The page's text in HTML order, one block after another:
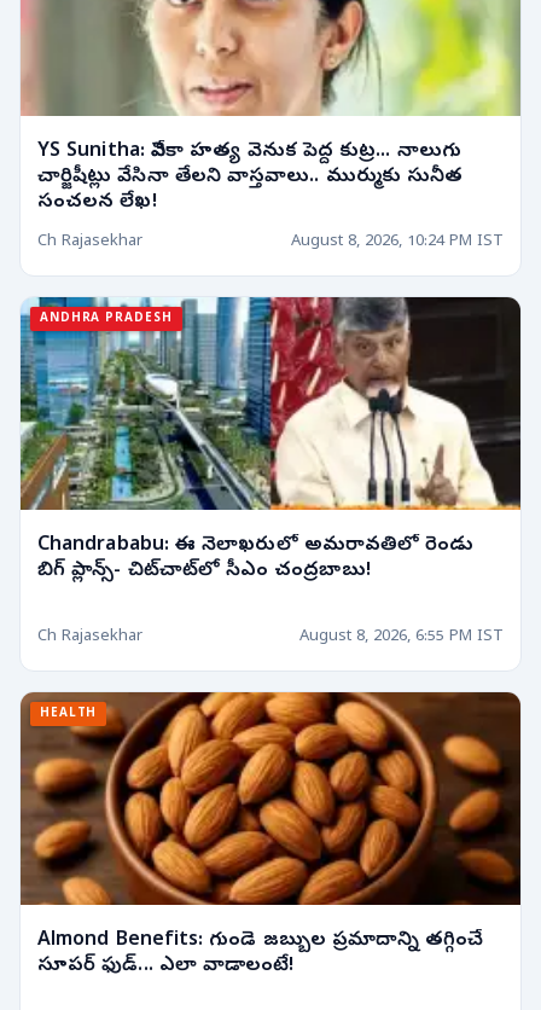
YS Sunitha: వివేకా హత్య వెనుక పెద్ద కుట్ర... నాలుగు
చార్జిషీట్లు వేసినా తేలని వాస్తవాలు.. ముర్ముకు సునీత
సంచలన లేఖ!
Ch Rajasekhar August 8, 2026, 10:24 PM IST
ANDHRA PRADESH
Chandrababu: ఈ నెలాఖరులో అమరావతిలో రెండు
బిగ్ ప్లాన్స్- చిట్‌చాట్‌లో సీఎం చంద్రబాబు!
Ch Rajasekhar August 8, 2026, 6:55 PM IST
HEALTH
Almond Benefits: గుండె జబ్బుల ప్రమాదాన్ని తగ్గించే
సూపర్ ఫుడ్... ఎలా వాడాలంటే!